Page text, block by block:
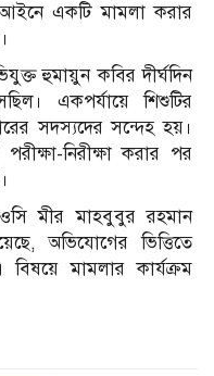
একটি মামলা করার
হুমায়ুন কবির দীর্ঘদিন
একপর্যায়ে শিশুটির
সদস্যদের সন্দেহ হয়।
নিরীক্ষা করার পর
মীর মাহবুবুর রহমান
অভিযোগের ভিত্তিতে
মামলার কার্যক্রম